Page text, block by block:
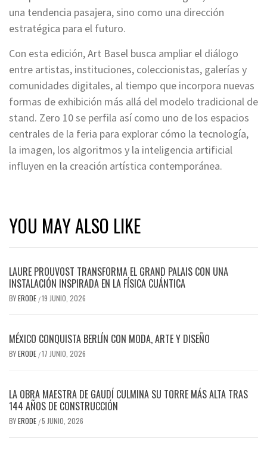
una tendencia pasajera, sino como una dirección
estratégica para el futuro.
Con esta edición, Art Basel busca ampliar el diálogo
entre artistas, instituciones, coleccionistas, galerías y
comunidades digitales, al tiempo que incorpora nuevas
formas de exhibición más allá del modelo tradicional de
stand. Zero 10 se perfila así como uno de los espacios
centrales de la feria para explorar cómo la tecnología,
la imagen, los algoritmos y la inteligencia artificial
influyen en la creación artística contemporánea.
YOU MAY ALSO LIKE
LAURE PROUVOST TRANSFORMA EL GRAND PALAIS CON UNA
INSTALACIÓN INSPIRADA EN LA FÍSICA CUÁNTICA
BYERODE /19 JUNIO, 2026
MÉXICO CONQUISTA BERLÍN CON MODA, ARTE Y DISEÑO
BYERODE /17 JUNIO, 2026
LA OBRA MAESTRA DE GAUDÍ CULMINA SU TORRE MÁS ALTA TRAS
144 AÑOS DE CONSTRUCCIÓN
BYERODE /5 JUNIO, 2026